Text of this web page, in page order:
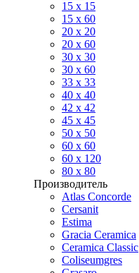
15 x 15
15 x 60
20 х 20
20 x 60
30 х 30
30 x 60
33 x 33
40 х 40
42 x 42
45 x 45
50 x 50
60 х 60
60 x 120
80 x 80
Производитель
Atlas Concorde
Cersanit
Estima
Gracia Ceramica
Ceramica Classic
Coliseumgres